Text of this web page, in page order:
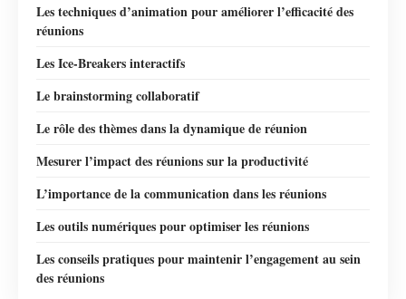
Les techniques d’animation pour améliorer l’efficacité des
réunions
Les Ice-Breakers interactifs
Le brainstorming collaboratif
Le rôle des thèmes dans la dynamique de réunion
Mesurer l’impact des réunions sur la productivité
L’importance de la communication dans les réunions
Les outils numériques pour optimiser les réunions
Les conseils pratiques pour maintenir l’engagement au sein
des réunions